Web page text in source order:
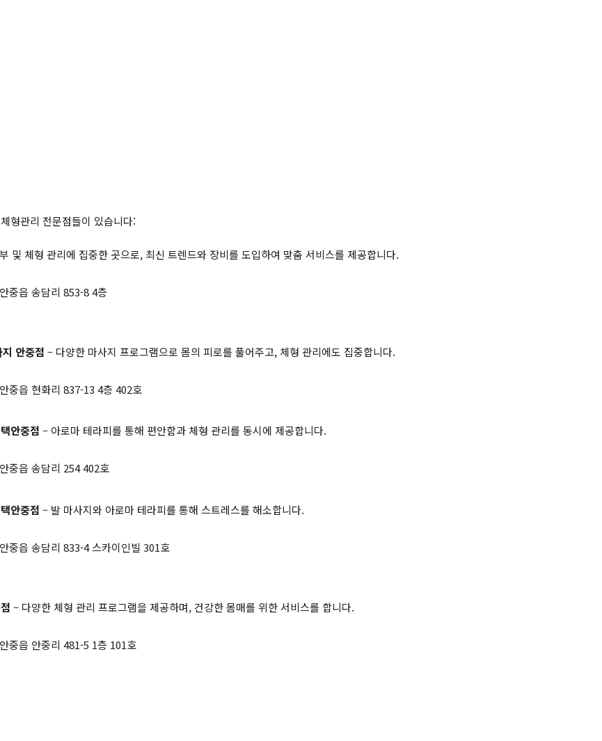
형관리 전문점들이 있습니다:
및 체형 관리에 집중한 곳으로, 최신 트렌드와 장비를 도입하여 맞춤 서비스를 제공합니다.
중읍 송담리 853-8 4층
안중점 – 다양한 마사지 프로그램으로 몸의 피로를 풀어주고, 체형 관리에도 집중합니다.
중읍 현화리 837-13 4층 402호
안중점 – 아로마 테라피를 통해 편안함과 체형 관리를 동시에 제공합니다.
중읍 송담리 254 402호
안중점 – 발 마사지와 아로마 테라피를 통해 스트레스를 해소합니다.
중읍 송담리 833-4 스카이인빌 301호
– 다양한 체형 관리 프로그램을 제공하며, 건강한 몸매를 위한 서비스를 합니다.
중읍 안중리 481-5 1층 101호